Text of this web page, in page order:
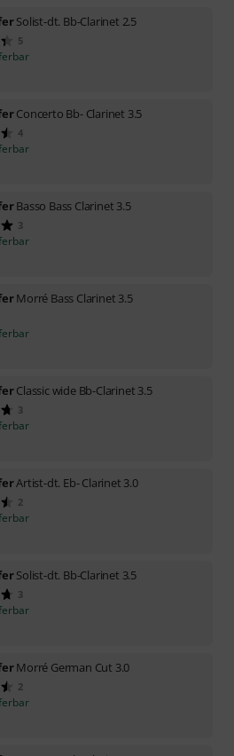
Solist-dt. Bb-Clarinet 2.5
5
Concerto Bb- Clarinet 3.5
4
Basso Bass Clarinet 3.5
3
Morré Bass Clarinet 3.5
Classic wide Bb-Clarinet 3.5
3
Artist-dt. Eb- Clarinet 3.0
2
Solist-dt. Bb-Clarinet 3.5
3
Morré German Cut 3.0
2